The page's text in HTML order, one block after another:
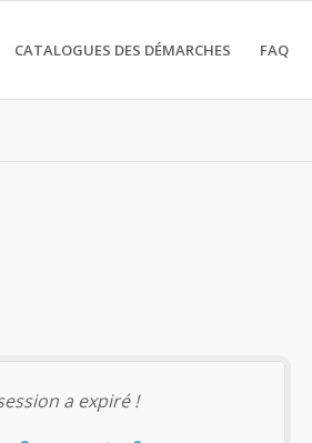
CATALOGUES DES DÉMARCHES FAQ
a expiré !